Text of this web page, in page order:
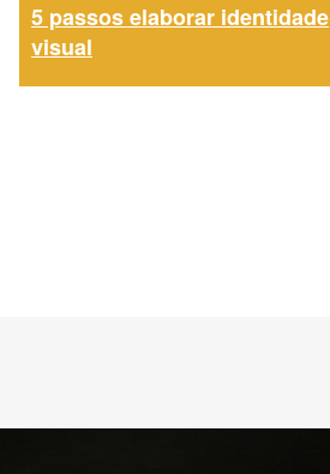
5 passos elaborar identidade
visual